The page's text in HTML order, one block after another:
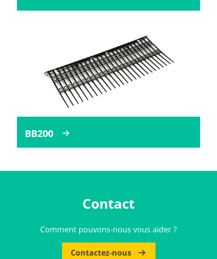
BB200
Contact
Comment pouvons-nous vous aider ?
Contactez-nous